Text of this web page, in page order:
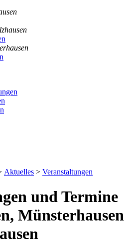
Aktuelles > Veranstaltungen
und Termine
Münsterhausen